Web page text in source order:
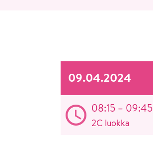
09.04.2024
08:15 – 09:45
2C luokka